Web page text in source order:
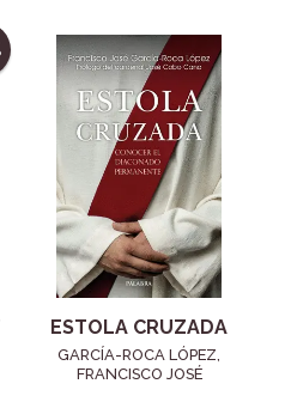
ESTOLA CRUZADA
GARCÍA-ROCA LÓPEZ,
FRANCISCO JOSÉ